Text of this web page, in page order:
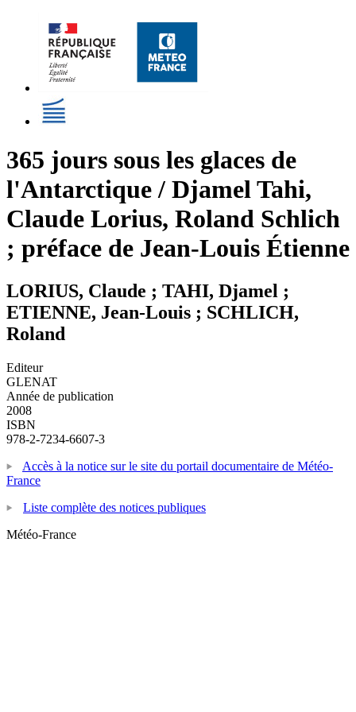
365 jours sous les glaces de
l'Antarctique / Djamel Tahi,
Claude Lorius, Roland Schlich
; préface de Jean-Louis Étienne
LORIUS, Claude ; TAHI, Djamel ;
ETIENNE, Jean-Louis ; SCHLICH,
Roland
Editeur
GLENAT
Année de publication
2008
ISBN
978-2-7234-6607-3
Accès à la notice sur le site du portail documentaire de Météo-
France
Liste complète des notices publiques
Météo-France